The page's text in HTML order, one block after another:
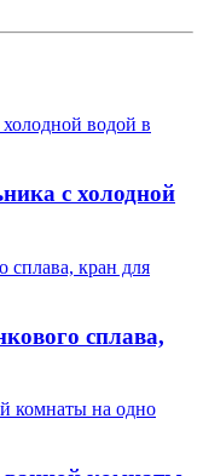
с холодной
сплава,